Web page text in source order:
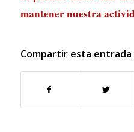
mantener nuestra
Compartir esta entrada